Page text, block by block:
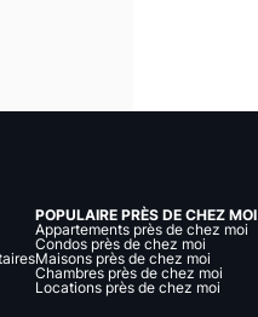
POPULAIRE PRÈS DE CHEZ MOI
Appartements près de chez moi
Condos près de chez moi
Maisons près de chez moi
Chambres près de chez moi
Locations près de chez moi